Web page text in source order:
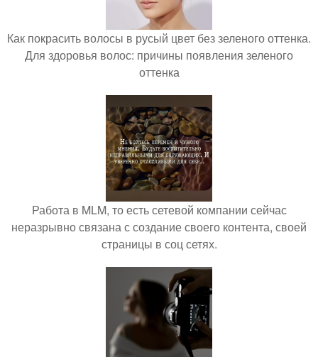
Как покрасить волосы в русый цвет без зеленого оттенка.
Для здоровья волос: причины появления зеленого
оттенка
Работа в MLM, то есть сетевой компании сейчас
неразрывно связана с создание своего контента, своей
страницы в соц сетях.